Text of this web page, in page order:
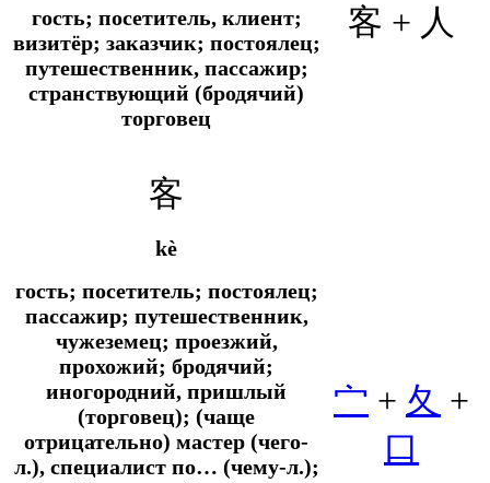
гость; посетитель, клиент;
визитёр; заказчик; постоялец;
путешественник, пассажир;
странствующий (бродячий)
торговец
客 + 人
客
kè
гость; посетитель; постоялец;
пассажир; путешественник,
чужеземец; проезжий,
прохожий; бродячий;
иногородний, пришлый
(торговец); (чаще
отрицательно) мастер (чего-
л.), специалист по… (чему-л.);
宀 + 夂 +
口